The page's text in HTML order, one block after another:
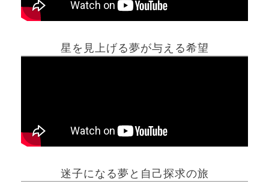
星を見上げる夢が与える希望
迷子になる夢と自己探求の旅
ホーム